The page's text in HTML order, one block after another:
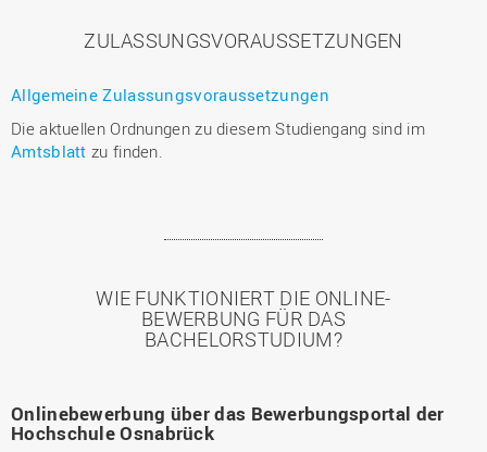
ZULASSUNGSVORAUSSETZUNGEN
Allgemeine Zulassungsvoraussetzungen
Die aktuellen Ordnungen zu diesem Studiengang sind im
Amtsblatt zu finden.
WIE FUNKTIONIERT DIE ONLINE-
BEWERBUNG FÜR DAS
BACHELORSTUDIUM?
Onlinebewerbung über das Bewerbungsportal der
Hochschule Osnabrück